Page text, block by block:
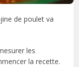
de poulet va
les
la recette.